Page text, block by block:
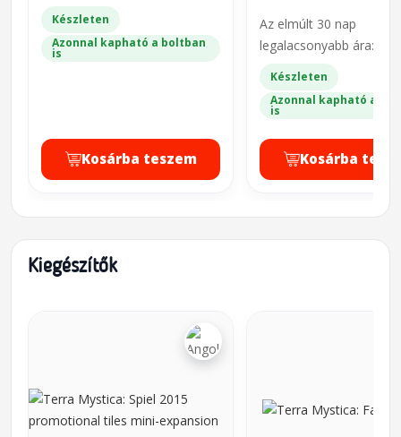
Készleten
Azonnal kapható a boltban
is
Kosárba teszem
Az elmúlt 30 nap
legalacsonyabb ára: 40
Készleten
Azonnal kapható a
is
Kosárba
Kiegészítők